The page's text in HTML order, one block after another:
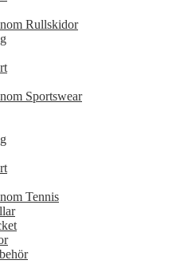
Rullskidor
Sportswear
Tennis